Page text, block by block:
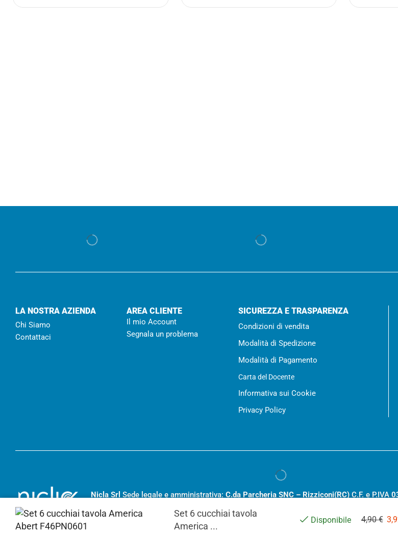
LA NOSTRA AZIENDA
Chi Siamo
Contattaci
AREA CLIENTE
Il mio Account
Segnala un problema
SICUREZZA E TRASPARENZA
Condizioni di vendita
Modalità di Spedizione
Modalità di Pagamento
Carta del Docente
Informativa sui Cookie
Privacy Policy
Nicla Srl Sede legale e amministrativa:C.da Parcheria SNC – Rizziconi(RC) C.F. e P.IVA
Set 6 cucchiai tavola
America ...
4,90€
Disponibile